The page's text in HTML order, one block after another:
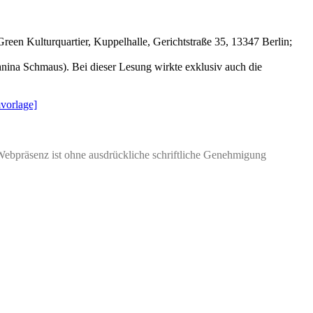
Kulturquartier, Kuppelhalle, Gerichtstraße 35, 13347 Berlin;
Schmaus). Bei dieser Lesung wirkte exklusiv auch die
ist ohne ausdrückliche schriftliche Genehmigung